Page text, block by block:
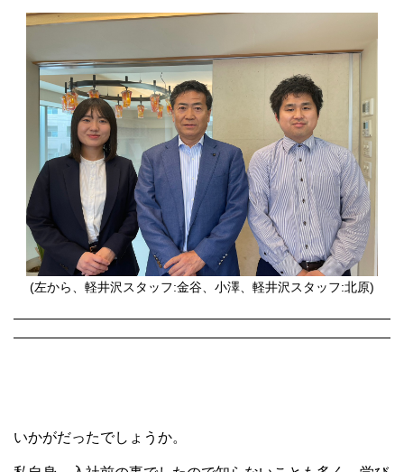
(左から、軽井沢スタッフ:金谷、小澤、軽井沢スタッフ:北原)
いかがだったでしょうか。